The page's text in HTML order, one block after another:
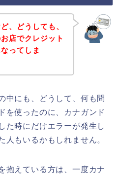
、どうしても、
店でクレジット
ってしま
中にも、どうして、何も問
を使ったのに、カナガンド
た時にだけエラーが発生し
人もいるかもしれません。
抱えている方は、一度カナ